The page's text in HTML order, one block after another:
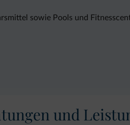
sowie Pools und
und